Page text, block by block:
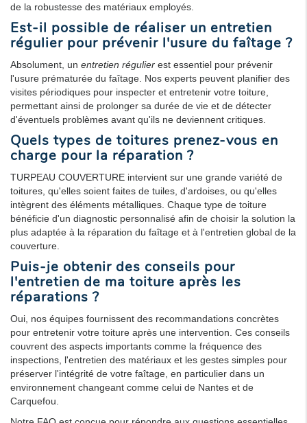
de la robustesse des matériaux employés.
Est-il possible de réaliser un entretien
régulier pour prévenir l'usure du faîtage ?
Absolument, un entretien régulier est essentiel pour prévenir
l'usure prématurée du faîtage. Nos experts peuvent planifier des
visites périodiques pour inspecter et entretenir votre toiture,
permettant ainsi de prolonger sa durée de vie et de détecter
d'éventuels problèmes avant qu'ils ne deviennent critiques.
Quels types de toitures prenez-vous en
charge pour la réparation ?
TURPEAU COUVERTURE intervient sur une grande variété de
toitures, qu'elles soient faites de tuiles, d'ardoises, ou qu'elles
intègrent des éléments métalliques. Chaque type de toiture
bénéficie d'un diagnostic personnalisé afin de choisir la solution la
plus adaptée à la réparation du faîtage et à l'entretien global de la
couverture.
Puis-je obtenir des conseils pour
l'entretien de ma toiture après les
réparations ?
Oui, nos équipes fournissent des recommandations concrètes
pour entretenir votre toiture après une intervention. Ces conseils
couvrent des aspects importants comme la fréquence des
inspections, l'entretien des matériaux et les gestes simples pour
préserver l'intégrité de votre faîtage, en particulier dans un
environnement changeant comme celui de Nantes et de
Carquefou.